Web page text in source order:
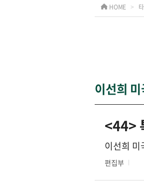
HOME >
이선희
<44>
이선희 미
편집부